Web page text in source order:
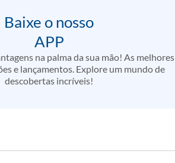
Baixe o nosso
APP
na palma da sua mão! As melhores
e lançamentos. Explore um mundo de
descobertas incríveis!